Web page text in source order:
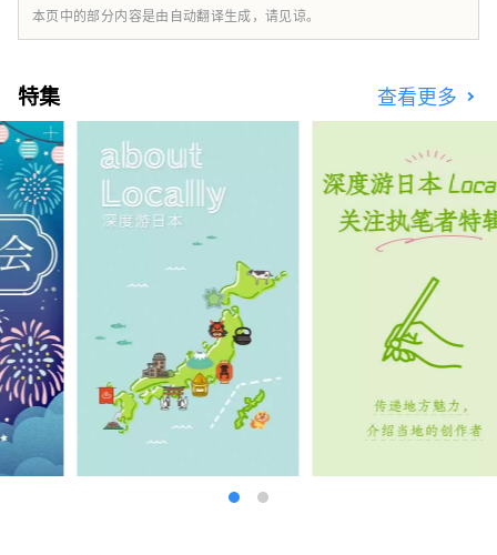
本页中的部分内容是由自动翻译生成，请见谅。
特集 查看更多